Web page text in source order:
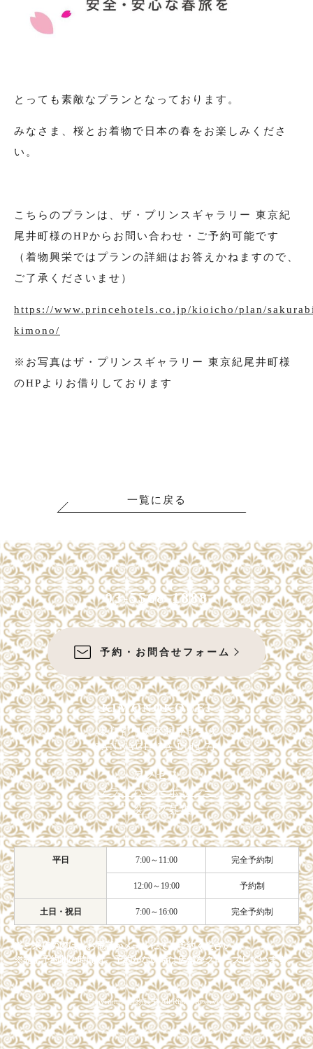
とっても素敵なプランとなっております。
みなさま、桜とお着物で日本の春をお楽しみくださ
い。
こちらのプランは、ザ・プリンスギャラリー 東京紀
尾井町様のHPからお問い合わせ・ご予約可能です
（着物興栄ではプランの詳細はお答えかねますので、
ご了承くださいませ）
https://www.princehotels.co.jp/kioicho/plan/
kimono/
※お写真はザ・プリンスギャラリー 東京紀尾井町様
のHPよりお借りしております
一覧に戻る
03-5568-1888
予約・お問合せフォーム
KIMONOKOUEI
東京都中央区銀座6-4-9
SANWAGINZA Bldg 7F
アクセス
プライバシーポリシー
スタッフ募集
平日 7:00～11:00 完全予約制
12:00～19:00 予約制
土日・祝日 7:00～16:00 完全予約制
※ご来店の際は、お電話かメールにてご予約ください。
※完全予約制の時間は、予約がない時は店舗をクローズしています。
Copyright© 着物興栄 All Rights Reserved.